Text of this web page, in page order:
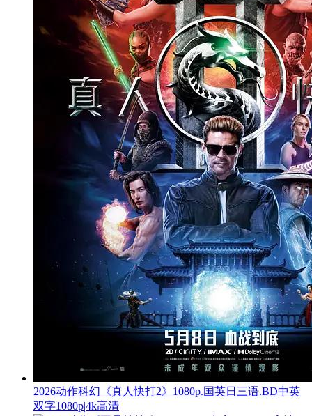
2026动作科幻《真人快打2》1080p.国英日三语.BD中英
双字1080p|4k高清